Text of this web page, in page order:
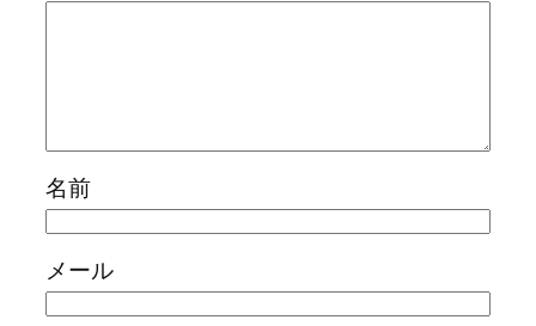
名前
メール